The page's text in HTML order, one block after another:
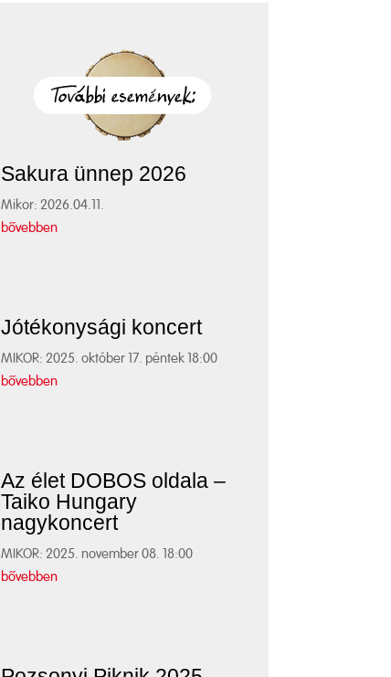
Sakura ünnep 2026
Mikor: 2026.04.11.
bővebben
Jótékonysági koncert
MIKOR: 2025. október 17. péntek 18:00
bővebben
Az élet DOBOS oldala –
Taiko Hungary
nagykoncert
MIKOR: 2025. november 08. 18:00
bővebben